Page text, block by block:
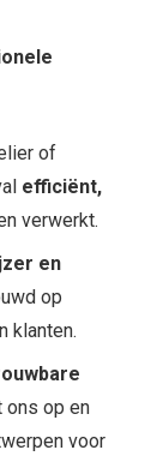
of
efficiënt,
verwerkt.
en
op
klanten.
ons op en
voor